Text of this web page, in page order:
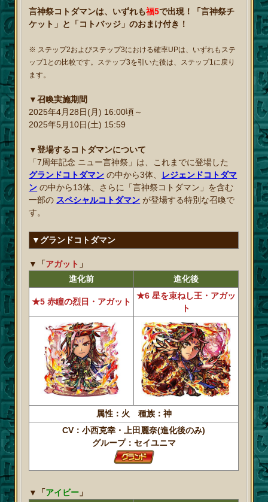
言神祭コトダマンは、いずれも福5で出現！「言神祭チ
ケット」と「コトバッジ」のおまけ付き！
※ ステップ2およびステップ3における確率UPは、いずれもステ
ップ1との比較です。ステップ3を引いた後は、ステップ1に戻り
ます。
▼召喚実施期間
2025年4月28日(月) 16:00頃～
2025年5月10日(土) 15:59
▼登場するコトダマンについて
「7周年記念 ニュー言神祭」は、これまでに登場した
グランドコトダマン の中から3体、
レジェンドコトダマ
ン の中から13体、さらに「言神祭コトダマン」を含む
一部の スペシャルコトダマン が登場する特別な召喚で
す。
▼グランドコトダマン
▼「アガット 」
進化前
進化後
★5 赤瞳の烈日・アガット
★6 星を束ねし王・アガッ
ト
属性：火 種族：神
CV：小西克幸・上田麗奈(進化後のみ)
グループ：セイユニマ
▼「アイビー 」